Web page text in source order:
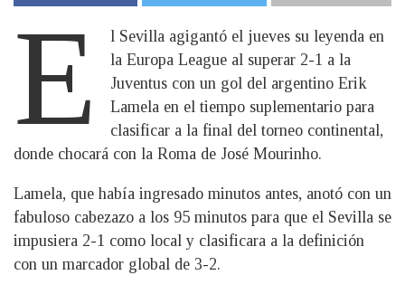
E
l Sevilla agigantó el jueves su leyenda en
la Europa League al superar 2-1 a la
Juventus con un gol del argentino Erik
Lamela en el tiempo suplementario para
clasificar a la final del torneo continental,
donde chocará con la Roma de José Mourinho.
Lamela, que había ingresado minutos antes, anotó con un
fabuloso cabezazo a los 95 minutos para que el Sevilla se
impusiera 2-1 como local y clasificara a la definición
con un marcador global de 3-2.